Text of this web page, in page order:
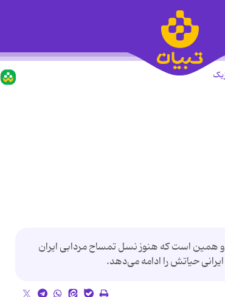
همین است که هنوز نسل تمساح مردابی ایران
حیاتش را ادامه می‌دهد.